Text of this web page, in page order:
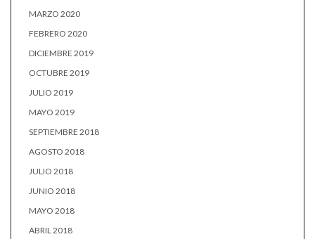
MARZO 2020
FEBRERO 2020
DICIEMBRE 2019
OCTUBRE 2019
JULIO 2019
MAYO 2019
SEPTIEMBRE 2018
AGOSTO 2018
JULIO 2018
JUNIO 2018
MAYO 2018
ABRIL 2018